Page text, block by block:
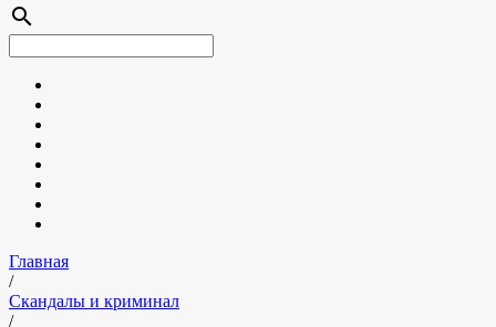
search
Главная
/
Скандалы и криминал
/